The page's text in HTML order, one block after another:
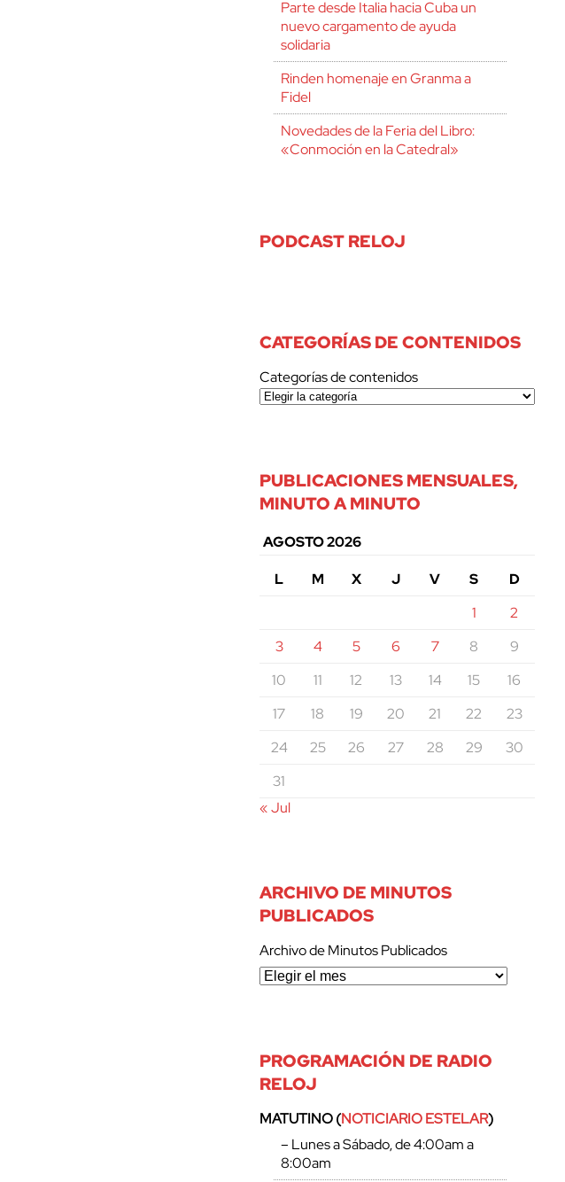
Parte desde Italia hacia Cuba un
nuevo cargamento de ayuda
solidaria
Rinden homenaje en Granma a
Fidel
Novedades de la Feria del Libro:
«Conmoción en la Catedral»
PODCAST RELOJ
CATEGORÍAS DE CONTENIDOS
Categorías de contenidos
PUBLICACIONES MENSUALES,
MINUTO A MINUTO
AGOSTO 2026
L
M X J V S
D
1
2
3
4 5 6 7 8
9
10
11 12 13 14 15
16
17
18 19 20 21 22
23
24
25 26 27 28 29
30
31
« Jul
ARCHIVO DE MINUTOS
PUBLICADOS
Archivo de Minutos Publicados
PROGRAMACIÓN DE RADIO
RELOJ
MATUTINO (NOTICIARIO ESTELAR)
– Lunes a Sábado, de 4:00am a
8:00am